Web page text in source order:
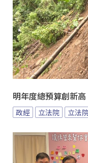
明年度總預算創新
政經 立法院 立法